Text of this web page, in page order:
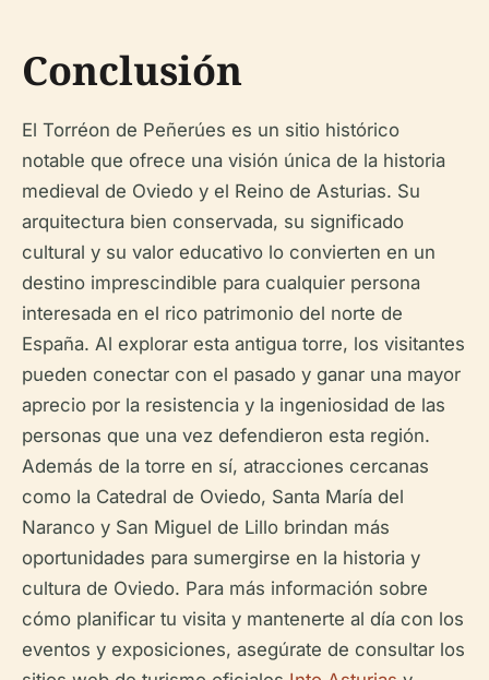
Conclusión
El Torréon de Peñerúes es un sitio histórico
notable que ofrece una visión única de la historia
medieval de Oviedo y el Reino de Asturias. Su
arquitectura bien conservada, su significado
cultural y su valor educativo lo convierten en un
destino imprescindible para cualquier persona
interesada en el rico patrimonio del norte de
España. Al explorar esta antigua torre, los visitantes
pueden conectar con el pasado y ganar una mayor
aprecio por la resistencia y la ingeniosidad de las
personas que una vez defendieron esta región.
Además de la torre en sí, atracciones cercanas
como la Catedral de Oviedo, Santa María del
Naranco y San Miguel de Lillo brindan más
oportunidades para sumergirse en la historia y
cultura de Oviedo. Para más información sobre
cómo planificar tu visita y mantenerte al día con los
eventos y exposiciones, asegúrate de consultar los